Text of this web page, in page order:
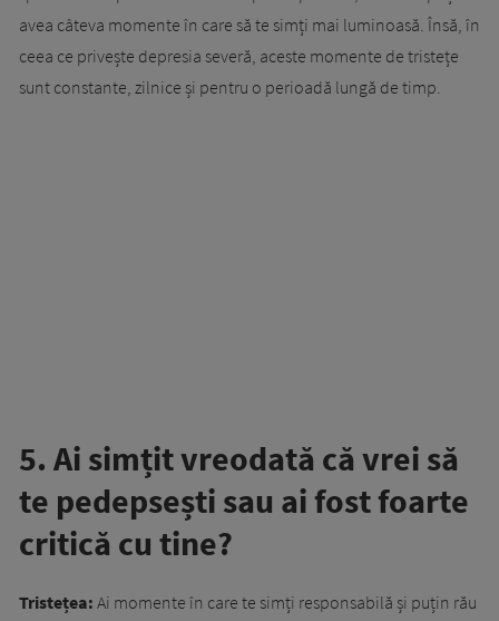
avea câteva momente în care să te simți mai luminoasă. Însă, în
ceea ce privește depresia severă, aceste momente de tristețe
sunt constante, zilnice și pentru o perioadă lungă de timp.
5. Ai simțit vreodată că vrei să
te pedepsești sau ai fost foarte
critică cu tine?
Tristețea: Ai momente în care te simți responsabilă și puțin rău